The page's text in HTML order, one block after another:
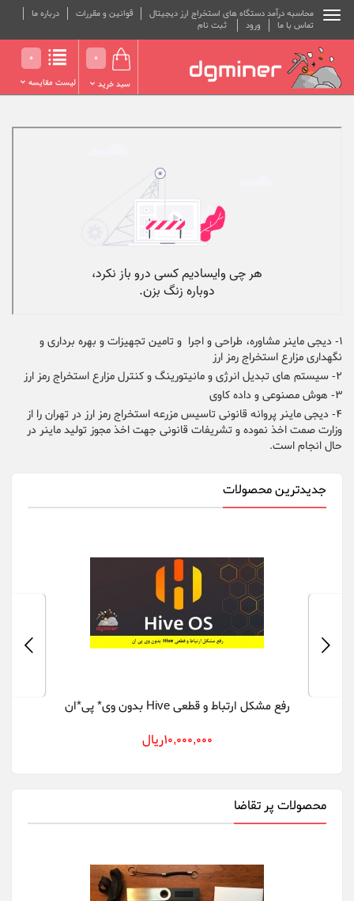
محاسبه درآمد دستگاه های استخراج ارز دیجیتال قوانین و مقررات
درباره ما
تماس با ما
ورود ثبت نام
0
سبد خرید
0
لیست مقایسه
1- دیجی ماینر مشاوره، طراحی و اجرا و تامین تجهیزات و بهره برداری و
نگهداری مزارع استخراج رمز ارز
2- سیستم های تبدیل انرژی و مانیتورینگ و کنترل مزارع استخراج رمز ارز
3- هوش مصنوعی و داده کاوی
4- دیجی ماینر پروانه قانونی تاسیس مزرعه استخراج رمز ارز در تهران را از
وزارت صمت اخذ نموده و تشریفات قانونی جهت اخذ مجوز تولید ماینر در
حال انجام است.
جدیدترین محصولات
رفع مشکل ارتباط و قطعی Hive بدون وی* پی*ان
10,000,000ريال
محصولات پر تقاضا